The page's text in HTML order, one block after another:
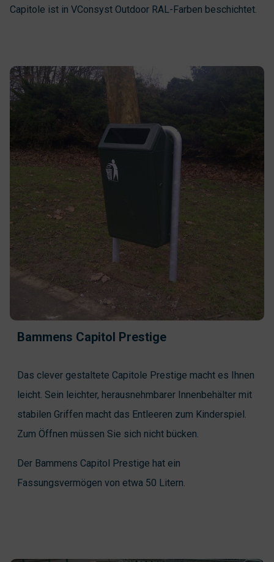
Capitole ist in VConsyst Outdoor RAL-Farben beschichtet.
Bammens Capitol Prestige
Das clever gestaltete Capitole Prestige macht es Ihnen
leicht. Sein leichter, herausnehmbarer Innenbehälter mit
stabilen Griffen macht das Entleeren zum Kinderspiel.
Zum Öffnen müssen Sie sich nicht bücken.
Der Bammens Capitol Prestige hat ein
Fassungsvermögen von etwa 50 Litern.